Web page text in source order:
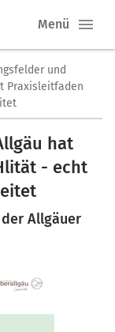
Menü
und
Praxisleitfaden
hat
- echt
Allgäuer